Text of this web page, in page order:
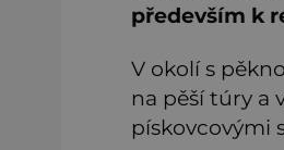
především k
V okolí s
na pěší túry a
pískovcovými